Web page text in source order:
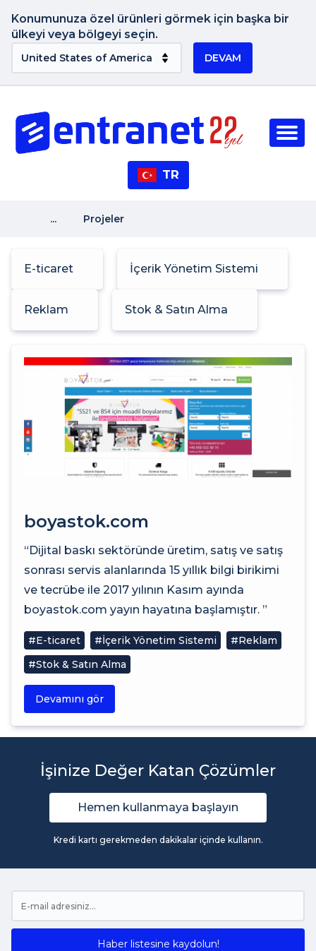
Konumunuza özel ürünleri görmek için başka bir
ülkeyi veya bölgeyi seçin.
DEVAM
TR
... Projeler
E-ticaret İçerik Yönetim Sistemi
Reklam Stok & Satın Alma
boyastok.com
“Dijital baskı sektöründe üretim, satış ve satış
sonrası servis alanlarında 15 yıllık bilgi birikimi
ve tecrübe ile 2017 yılının Kasım ayında
boyastok.com yayın hayatına başlamıştır. ”
#E-ticaret #İçerik Yönetim Sistemi
#Reklam
#Stok & Satın Alma
Devamını gör
İşinize Değer Katan Çözümler
Hemen kullanmaya başlayın
Kredi kartı gerekmeden dakikalar içinde kullanın.
Haber listesine kaydolun!